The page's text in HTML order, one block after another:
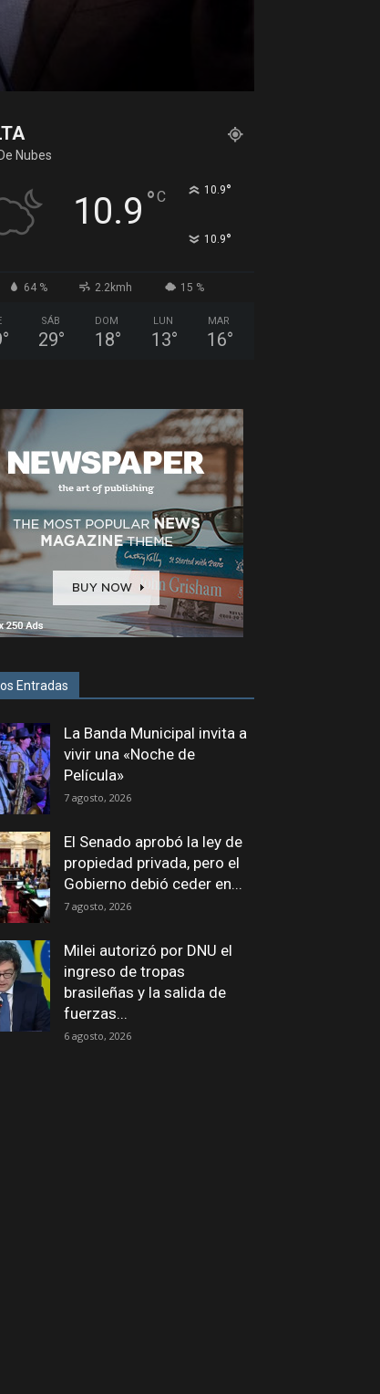
Nubes
10.9 °C 10.9°
10.9°
64 % 2.2kmh 15 %
°
SÁB
29°
DOM
18°
LUN
13°
MAR
16°
Entradas
La Banda Municipal invita a
vivir una «Noche de
Película»
7 agosto, 2026
El Senado aprobó la ley de
propiedad privada, pero el
Gobierno debió ceder en...
7 agosto, 2026
Milei autorizó por DNU el
ingreso de tropas
brasileñas y la salida de
fuerzas...
6 agosto, 2026